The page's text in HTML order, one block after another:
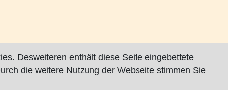
Desweiteren enthält diese Seite eingebettete
die weitere Nutzung der Webseite stimmen Sie